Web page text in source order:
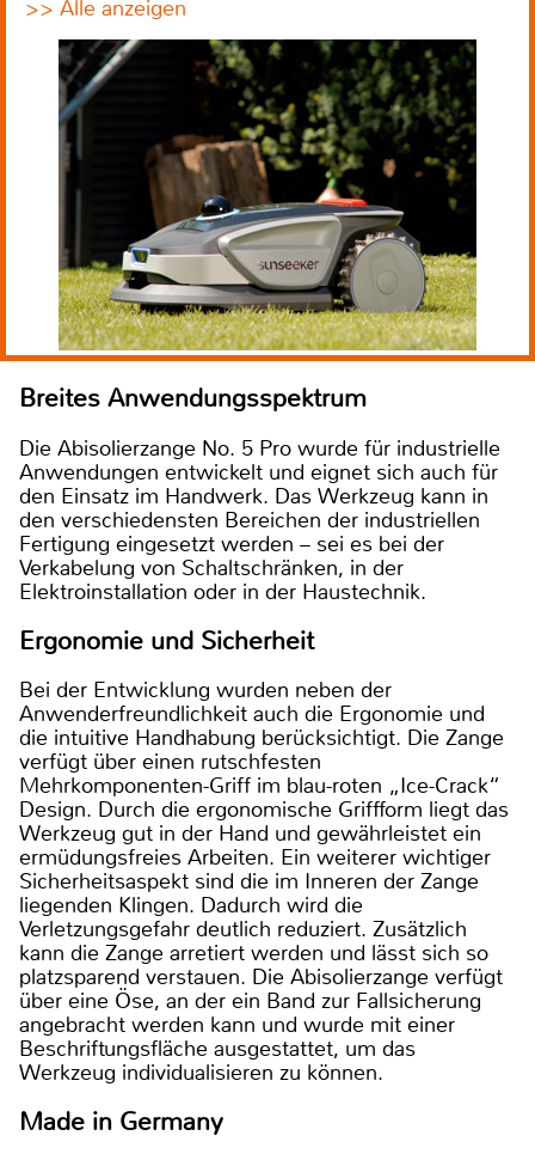
>> Alle anzeigen
Breites Anwendungsspektrum
Die Abisolierzange No. 5 Pro wurde für industrielle
Anwendungen entwickelt und eignet sich auch für
den Einsatz im Handwerk. Das Werkzeug kann in
den verschiedensten Bereichen der industriellen
Fertigung eingesetzt werden – sei es bei der
Verkabelung von Schaltschränken, in der
Elektroinstallation oder in der Haustechnik.
Ergonomie und Sicherheit
Bei der Entwicklung wurden neben der
Anwenderfreundlichkeit auch die Ergonomie und
die intuitive Handhabung berücksichtigt. Die Zange
verfügt über einen rutschfesten
Mehrkomponenten-Griff im blau-roten „Ice-Crack“
Design. Durch die ergonomische Griffform liegt das
Werkzeug gut in der Hand und gewährleistet ein
ermüdungsfreies Arbeiten. Ein weiterer wichtiger
Sicherheitsaspekt sind die im Inneren der Zange
liegenden Klingen. Dadurch wird die
Verletzungsgefahr deutlich reduziert. Zusätzlich
kann die Zange arretiert werden und lässt sich so
platzsparend verstauen. Die Abisolierzange verfügt
über eine Öse, an der ein Band zur Fallsicherung
angebracht werden kann und wurde mit einer
Beschriftungsfläche ausgestattet, um das
Werkzeug individualisieren zu können.
Made in Germany